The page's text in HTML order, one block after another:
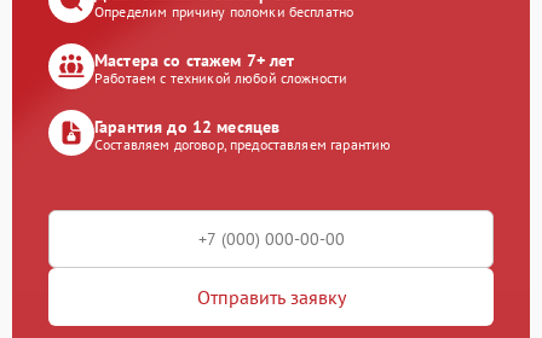
Определим причину поломки бесплатно
Мастера со стажем 7+ лет
Работаем с техникой любой сложности
Гарантия до 12 месяцев
Составляем договор, предоставляем гарантию
Отправить заявку